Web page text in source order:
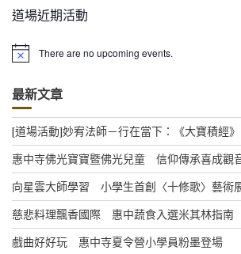
道場近期活動
N
i
c
e
There are no upcoming events.
最新文章
[道場活動]妙宥法師－行在當下：《大寶積經
惠中寺佛光寶寶暨佛光兒童 信仰傳承喜成觀
向星雲大師學習 小學生首創〈十修歌〉藝術
慈悲料理飄香國際 惠中蔬食入選米其林指南
戲曲好好玩 惠中寺夏令營小學員粉墨登場